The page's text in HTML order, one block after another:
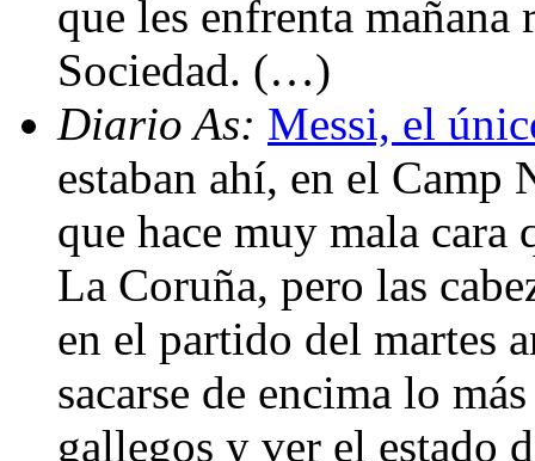
que les enfrenta mañana
Sociedad. (…)
Diario As: Messi, el
estaban ahí, en el Camp
que hace muy mala
La Coruña, pero las
en el partido del martes
sacarse de encima lo
gallegos y ver el estado